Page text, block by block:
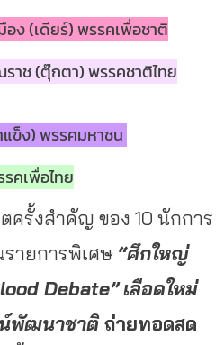
ง (เดียร์) พรรคเพื่อชาติ
ช (ตุ๊กตา) พรรคชาติไทย
ง) พรรคมหาชน
คเพื่อไทย
งสำคัญ ของ 10 นักการ
รายการพิเศษ “ศึกใหญ่
Debate”เลือดใหม่
น์พัฒนาชาติถ่ายทอดสด